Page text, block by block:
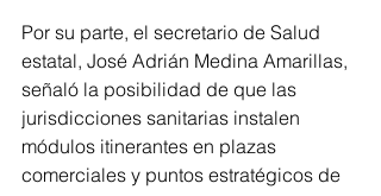
Por su parte, el secretario de Salud
estatal, José Adrián Medina Amarillas,
señaló la posibilidad de que las
jurisdicciones sanitarias instalen
módulos itinerantes en plazas
comerciales y puntos estratégicos de